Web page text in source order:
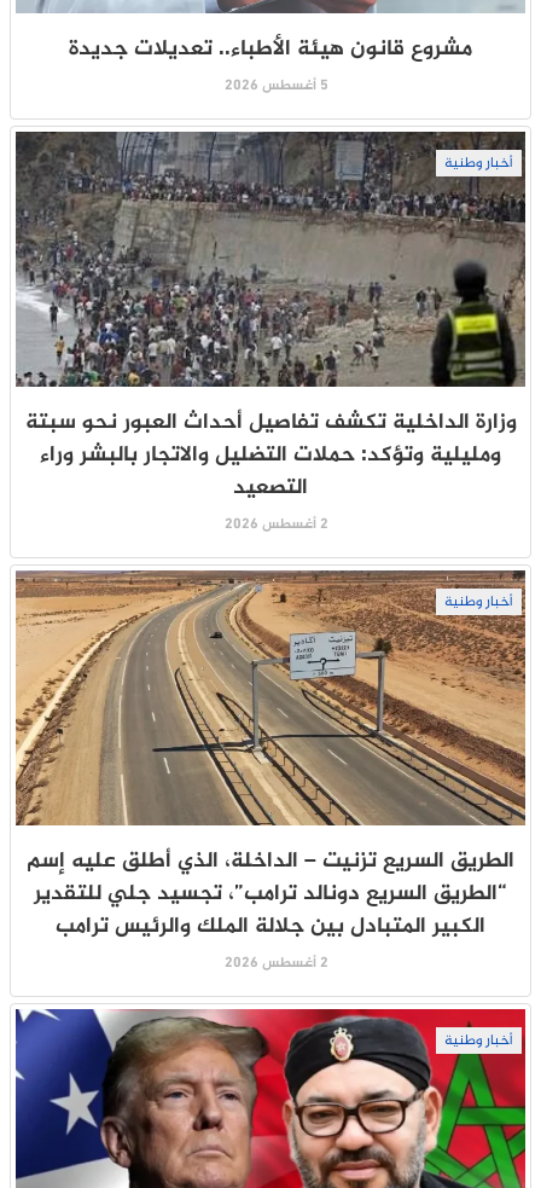
مشروع قانون هيئة الأطباء.. تعديلات جديدة
5 أغسطس 2026
أخبار وطنية
وزارة الداخلية تكشف تفاصيل أحداث العبور نحو سبتة
ومليلية وتؤكد: حملات التضليل والاتجار بالبشر وراء
التصعيد
2 أغسطس 2026
أخبار وطنية
الطريق السريع تزنيت – الداخلة، الذي أطلق عليه إسم
“الطريق السريع دونالد ترامب”، تجسيد جلي للتقدير
الكبير المتبادل بين جلالة الملك والرئيس ترامب
2 أغسطس 2026
أخبار وطنية